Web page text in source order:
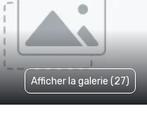
Afficher la galerie (27)